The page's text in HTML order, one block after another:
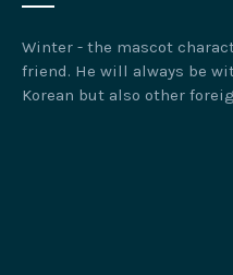
Winter - the mascot
friend. He will always be
Korean but also other